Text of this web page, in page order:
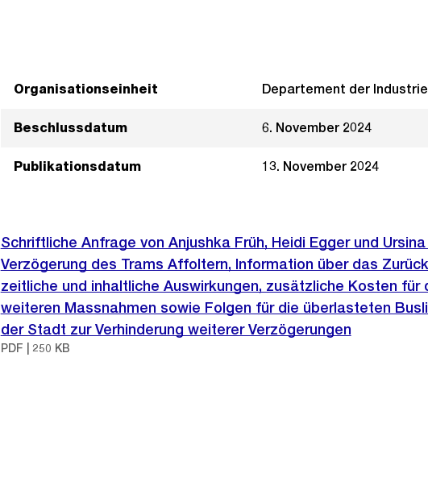
Organisationseinheit Departement der
Beschlussdatum 6. November 2024
Publikationsdatum 13. November 2024
Schriftliche Anfrage von Anjushka Früh, Heidi Egger und
Verzögerung des Trams Affoltern, Information über das
zeitliche und inhaltliche Auswirkungen, zusätzliche Kosten für
weiteren Massnahmen sowie Folgen für die überlasteten
der Stadt zur Verhinderung weiterer Verzögerungen
PDF | 250 KB